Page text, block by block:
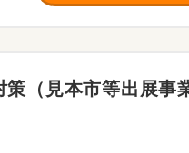
（見本市等出展事